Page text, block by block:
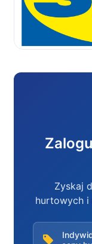
Zyskaj
hurtowych i